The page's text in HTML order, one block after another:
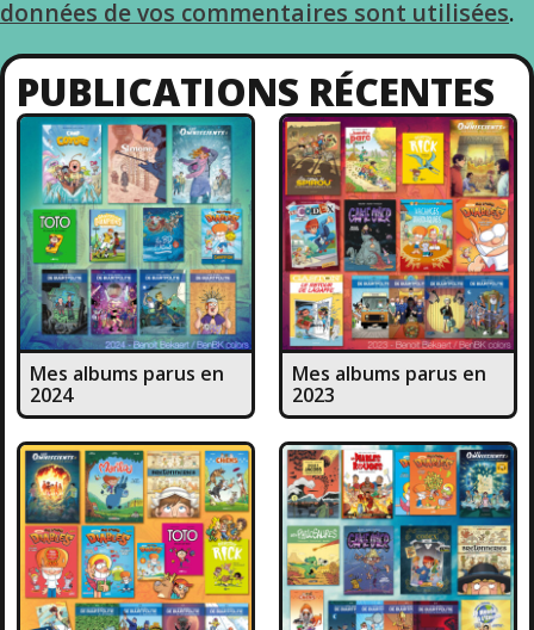
données de vos commentaires sont utilisées.
PUBLICATIONS RÉCENTES
Mes albums parus en
2024
Mes albums parus en
2023